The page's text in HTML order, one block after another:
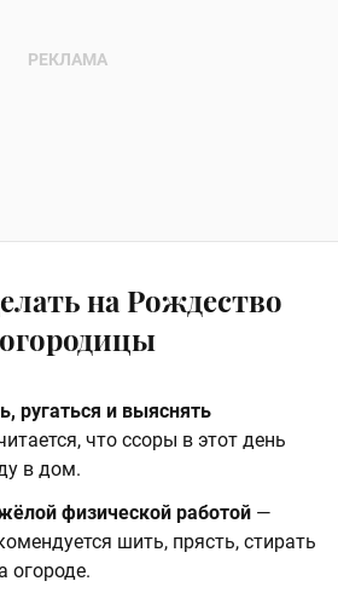
на Рождество
ругаться и выяснять
что ссоры в этот день
в дом.
физической работой —
шить, прясть, стирать
огороде.